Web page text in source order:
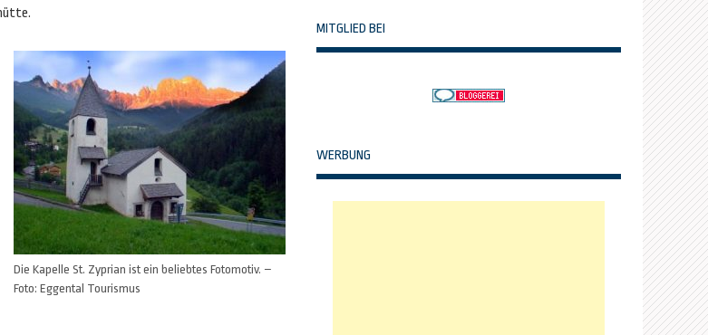
Die Kapelle St. Zyprian ist ein beliebtes Fotomotiv. –
Foto: Eggental Tourismus
MITGLIED BEI
WERBUNG